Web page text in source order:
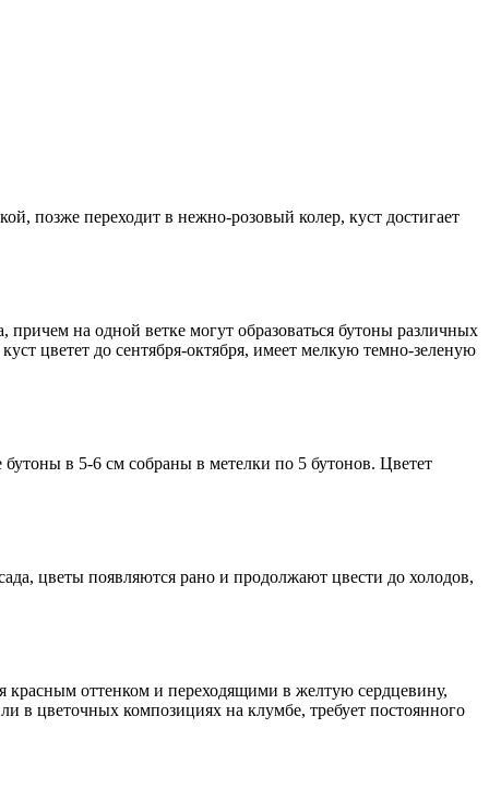
позже переходит в нежно-розовый колер, куст достигает
на одной ветке могут образоваться бутоны различных
цветет до сентября-октября, имеет мелкую темно-зеленую
в 5-6 см собраны в метелки по 5 бутонов. Цветет
цветы появляются рано и продолжают цвести до холодов,
оттенком и переходящими в желтую сердцевину,
в цветочных композициях на клумбе, требует постоянного